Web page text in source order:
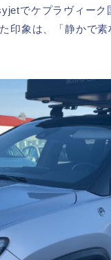
でケプラヴィーク
印象は、「静かで